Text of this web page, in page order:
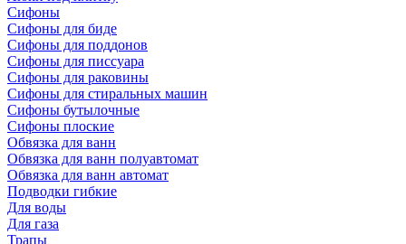
Сифоны
Сифoны для биде
Сифoны для поддонов
Сифoны для писсуара
Сифоны для раковины
Сифоны для стиральных машин
Сифоны бутылочные
Сифоны плоские
Обвязка для ванн
Обвязка для ванн полуавтомат
Обвязка для ванн автомат
Подводки гибкие
Для воды
Для газа
Трапы